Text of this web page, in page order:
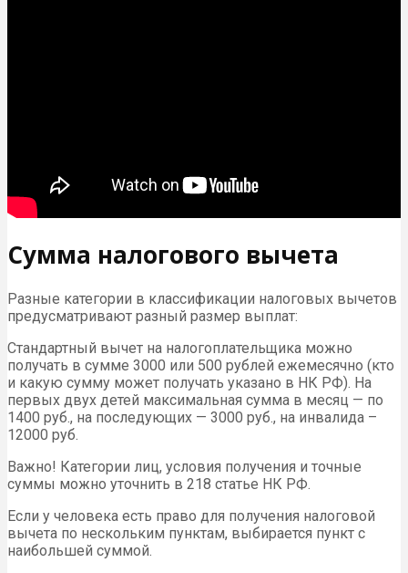
Сумма налогового вычета
Разные категории в классификации налоговых вычетов
предусматривают разный размер выплат:
Стандартный вычет на налогоплательщика можно
получать в сумме 3000 или 500 рублей ежемесячно (кто
и какую сумму может получать указано в НК РФ). На
первых двух детей максимальная сумма в месяц — по
1400 руб., на последующих — 3000 руб., на инвалида –
12000 руб.
Важно! Категории лиц, условия получения и точные
суммы можно уточнить в 218 статье НК РФ.
Если у человека есть право для получения налоговой
вычета по нескольким пунктам, выбирается пункт с
наибольшей суммой.